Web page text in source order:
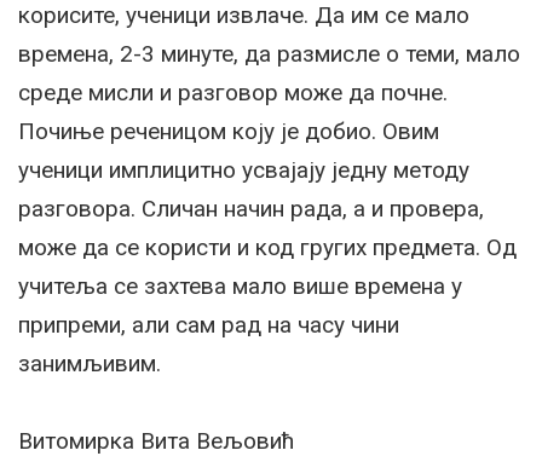
корисите, ученици извлаче. Да им се мало
времена, 2-3 минуте, да размисле о теми, мало
среде мисли и разговор може да почне.
Почиње реченицом коју је добио. Овим
ученици имплицитно усвајају једну методу
разговора. Сличан начин рада, а и провера,
може да се користи и код гругих предмета. Од
учитеља се захтева мало више времена у
припреми, али сам рад на часу чини
занимљивим.
Витомирка Вита Вељовић